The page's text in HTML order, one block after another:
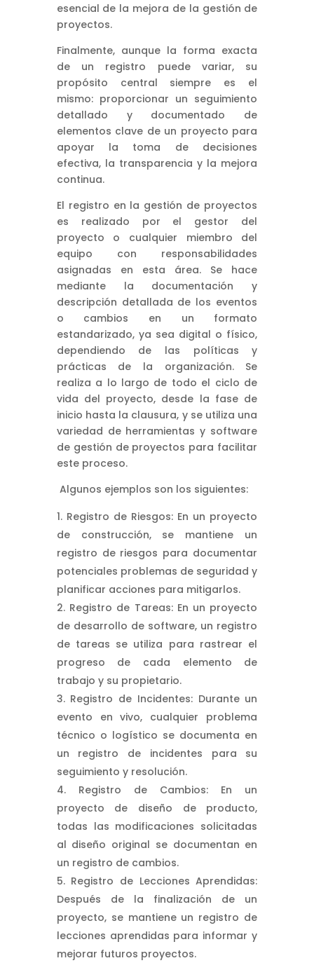
esencial de la mejora de la gestión de
proyectos.
Finalmente, aunque la forma exacta
de un registro puede variar, su
propósito central siempre es el
mismo: proporcionar un seguimiento
detallado y documentado de
elementos clave de un proyecto para
apoyar la toma de decisiones
efectiva, la transparencia y la mejora
continua.
El registro en la gestión de proyectos
es realizado por el gestor del
proyecto o cualquier miembro del
equipo con responsabilidades
asignadas en esta área. Se hace
mediante la documentación y
descripción detallada de los eventos
o cambios en un formato
estandarizado, ya sea digital o físico,
dependiendo de las políticas y
prácticas de la organización. Se
realiza a lo largo de todo el ciclo de
vida del proyecto, desde la fase de
inicio hasta la clausura, y se utiliza una
variedad de herramientas y software
de gestión de proyectos para facilitar
este proceso.
Algunos ejemplos son los siguientes:
Registro de Riesgos: En un proyecto
de construcción, se mantiene un
registro de riesgos para documentar
potenciales problemas de seguridad y
planificar acciones para mitigarlos.
Registro de Tareas: En un proyecto
de desarrollo de software, un registro
de tareas se utiliza para rastrear el
progreso de cada elemento de
trabajo y su propietario.
Registro de Incidentes: Durante un
evento en vivo, cualquier problema
técnico o logístico se documenta en
un registro de incidentes para su
seguimiento y resolución.
Registro de Cambios: En un
proyecto de diseño de producto,
todas las modificaciones solicitadas
al diseño original se documentan en
un registro de cambios.
Registro de Lecciones Aprendidas:
Después de la finalización de un
proyecto, se mantiene un registro de
lecciones aprendidas para informar y
mejorar futuros proyectos.